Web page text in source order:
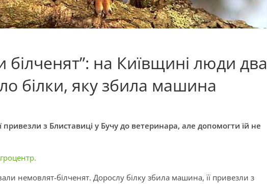
білченят”: на Київщині люди два
білки, яку збила машина
привезли з Блиставиці у Бучу до ветеринара, але допомогти їй не
немовлят-білченят. Дорослу білку збила машина, її привезли з